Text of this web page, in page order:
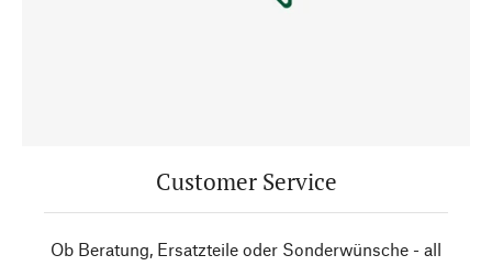
Customer Service
Ob Beratung, Ersatzteile oder Sonderwünsche - all